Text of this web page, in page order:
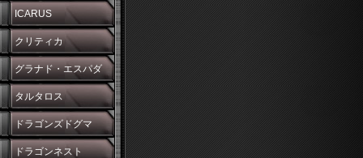
ICARUS
クリティカ
グラナド・エスパダ
タルタロス
ドラゴンズドグマ
ドラゴンネスト